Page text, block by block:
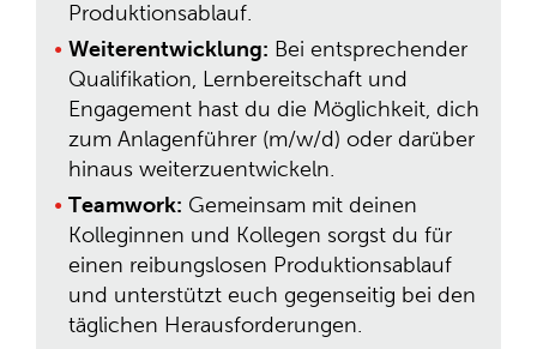
Produktionsablauf.
Weiterentwicklung: Bei entsprechender
Qualifikation, Lernbereitschaft und
Engagement hast du die Möglichkeit, dich
zum Anlagenführer (m/w/d) oder darüber
hinaus weiterzuentwickeln.
Teamwork: Gemeinsam mit deinen
Kolleginnen und Kollegen sorgst du für
einen reibungslosen Produktionsablauf
und unterstützt euch gegenseitig bei den
täglichen Herausforderungen.